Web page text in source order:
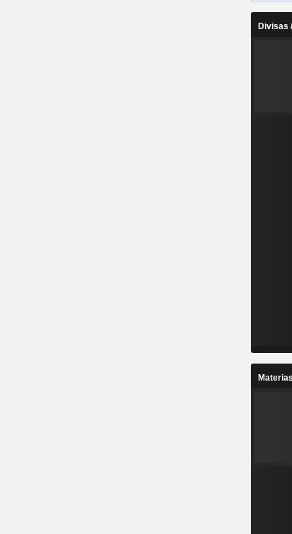
Divisas